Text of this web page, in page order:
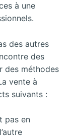
à une
des autres
des
des méthodes
vente à
suivants :
pas en